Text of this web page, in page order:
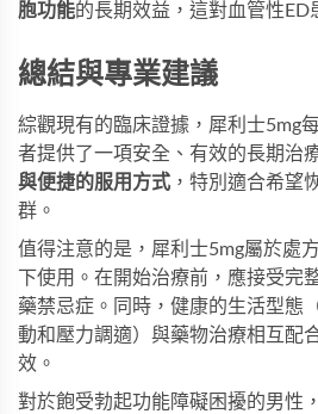
胞功能的長期效益，這對血管性ED
總結與專業建議
綜觀現有的臨床證據，犀利士5mg
者提供了一項安全、有效的長期治
與便捷的服用方式 ，特別適合希望
群。
值得注意的是，犀利士5mg屬於處
下使用。在開始治療前，應接受完
藥禁忌症。同時，健康的生活型態
動和壓力調適）與藥物治療相互配
效。
對於飽受勃起功能障礙困擾的男性，